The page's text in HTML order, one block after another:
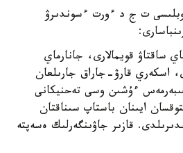
وبلىسى ت ج د ءورت ءسوندىرۋ
ساقتاۋ قويمالارى، جانارماي
اسكەري قارۋ-جاراق جارىلعان
ءۇشىن وسى تەحنيكانى
ايىنان باستاپ سىناقتان
قازىر جاۋىنگەرلىك ەسەپتە